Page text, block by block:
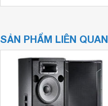
SẢN PHẨM LIÊN QUAN